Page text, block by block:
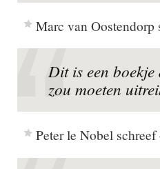
Marc van Oostendorp
Dit is een
zou moeten
Peter le Nobel schreef